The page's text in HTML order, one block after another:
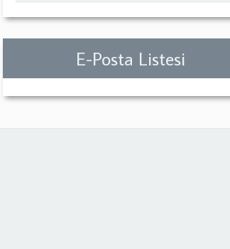
E-Posta Listesi